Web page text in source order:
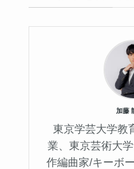
加藤
東京学芸大学教
業、東京芸術大
作編曲家/キーボ